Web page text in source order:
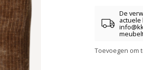
De
Toevoegen om